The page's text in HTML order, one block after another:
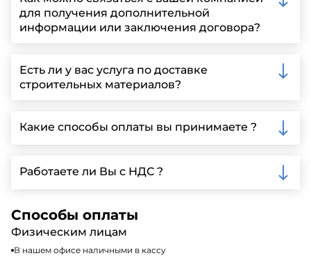
для получения дополнительной
информации или заключения договора?
запрос через нашу официальную почту или
заполнить форму на нашем сайте для более
детальной информации и организации встречи.
Есть ли у вас услуга по доставке
строительных материалов?
Ленинградской области, у нас собственный
автопарк, для обеспечения быстрой и надежной
Какие способы оплаты вы принимаете ?
включая наличные, банковские переводы,
кредитные карты. Подробную информацию о
Работаете ли Вы с НДС ?
налогообложения, т.е с НДС 20%
Способы оплаты
Физическим лицам
В нашем офисе наличными в кассу